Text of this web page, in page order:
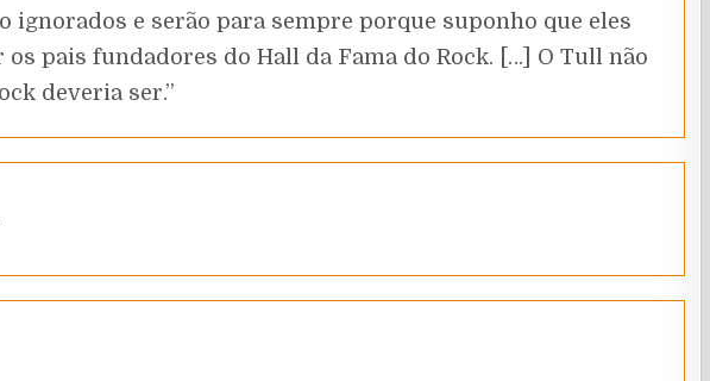
ignorados e serão para sempre porque suponho que eles
pais fundadores do Hall da Fama do Rock. […] O Tull não
deveria ser.”